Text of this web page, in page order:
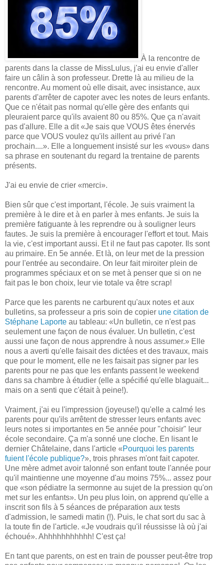
À la rencontre de
parents dans la classe de MissLulus, j'ai eu envie d'aller
faire un câlin à son professeur. Drette là au milieu de la
rencontre. Au moment où elle disait, avec insistance, aux
parents d'arrêter de capoter avec les notes de leurs enfants.
Que ce n'était pas normal qu'elle gère des enfants qui
pleuraient parce qu'ils avaient 80 ou 85%. Que ça n'avait
pas d'allure. Elle a dit «Je sais que VOUS êtes énervés
parce que VOUS voulez qu'ils aillent au privé l'an
prochain....». Elle a longuement insisté sur les «vous» dans
sa phrase en soutenant du regard la trentaine de parents
présents.
J'ai eu envie de crier «merci».
Bien sûr que c'est important, l'école. Je suis vraiment la
première à le dire et à en parler à mes enfants. Je suis la
première fatiguante à les reprendre ou à souligner leurs
fautes. Je suis la première à encourager l'effort et tout. Mais
la vie, c'est important aussi. Et il ne faut pas capoter. Ils sont
au primaire. En 5e année. Et là, on leur met de la pression
pour l'entrée au secondaire. On leur fait miroiter plein de
programmes spéciaux et on se met à penser que si on ne
fait pas le bon choix, leur vie totale va être scrap!
Parce que les parents ne carburent qu'aux notes et aux
bulletins, sa professeur a pris soin de copier une citation de
Stéphane Laporte au tableau: «Un bulletin, ce n'est pas
seulement une façon de nous évaluer. Un bulletin, c'est
aussi une façon de nous apprendre à nous assumer.» Elle
nous a averti qu'elle faisait des dictées et des travaux, mais
que pour le moment, elle ne les faisait pas signer par les
parents pour ne pas que les enfants passent le weekend
dans sa chambre à étudier (elle a spécifié qu'elle blaguait...
mais on a senti que c'était à peine!).
Vraiment, j'ai eu l'impression (joyeuse!) qu'elle a calmé les
parents pour qu'ils arrêtent de stresser leurs enfants avec
leurs notes si importantes en 5e année pour "choisir" leur
école secondaire. Ça m'a sonné une cloche. En lisant le
dernier Châtelaine, dans l'article «Pourquoi les parents
fuient l'école publique?», trois phrases m'ont fait capoter.
Une mère admet avoir talonné son enfant toute l'année pour
qu'il maintienne une moyenne d'au moins 75%... assez pour
que «son pédiatre la sermonne au sujet de la pression qu'on
met sur les enfants». Un peu plus loin, on apprend qu'elle a
inscrit son fils à 5 séances de préparation aux tests
d'admission, le samedi matin (!). Puis, le chat sort du sac à
la toute fin de l'article. «Je voudrais qu'il réussisse là où j'ai
échoué». Ahhhhhhhhhhh! C'est ça!
En tant que parents, on est en train de pousser peut-être trop